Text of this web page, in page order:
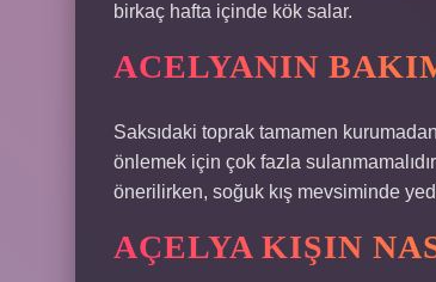
birkaç hafta içinde kök salar.
ACELYANIN
Saksıdaki toprak tamamen
önlemek için çok fazla
önerilirken, soğuk kış mevsiminde
AÇELYA KIŞIN